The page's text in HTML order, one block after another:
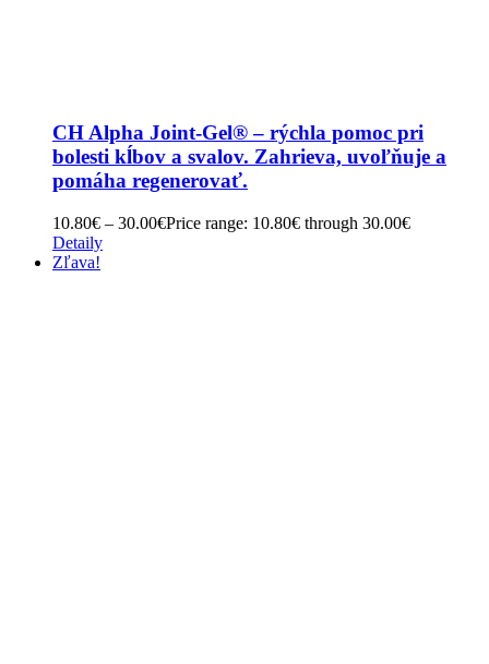
CH Alpha Joint-Gel® – rýchla pomoc pri
bolesti kĺbov a svalov. Zahrieva, uvoľňuje a
pomáha regenerovať.
10.80€ – 30.00€Price range: 10.80€ through 30.00€
Detaily
Zľava!